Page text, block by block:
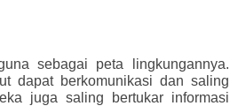
sebagai peta lingkungannya.
dapat berkomunikasi dan saling
juga saling bertukar informasi